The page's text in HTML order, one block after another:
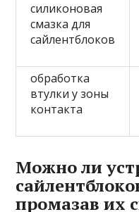
силиконовая
смазка для
сайлентблоков
обработка
втулки у зоны
контакта
Можно ли
промазав их